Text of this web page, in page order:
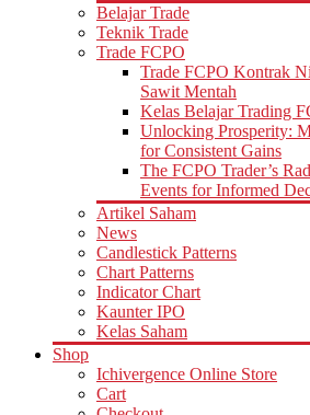
Belajar Trade
Teknik Trade
Trade FCPO
Trade FCPO Kontrak
Sawit Mentah
Kelas Belajar Trading
Unlocking Prosperity:
for Consistent Gains
The FCPO Trader’s
Events for Informed
Artikel Saham
News
Candlestick Patterns
Chart Patterns
Indicator Chart
Kaunter IPO
Kelas Saham
Shop
Ichivergence Online Store
Cart